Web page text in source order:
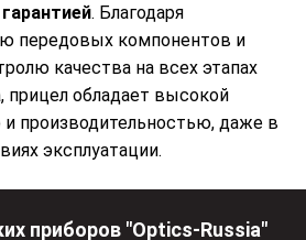
. Благодаря
передовых компонентов и
качества на всех этапах
прицел обладает высокой
производительностью, даже в
эксплуатации.
приборов "Optics-Russia"